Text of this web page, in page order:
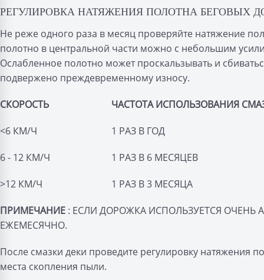
РЕГУЛИРОВКА НАТЯЖЕНИЯ ПОЛОТНА БЕГОВЫХ
Не реже одного раза в месяц проверяйте натяжение
полотно в центральной части можно с небольшим
Ослабленное полотно может проскальзывать и
подвержено преждевременному износу.
СКОРОСТЬ ЧАСТОТА ИСПОЛЬЗОВАНИЯ
<6 КМ/Ч 1 РАЗ В ГОД
6 - 12 КМ/Ч 1 РАЗ В 6 МЕСЯЦЕВ
>12 КМ/Ч 1 РАЗ В 3 МЕСЯЦА
ПРИМЕЧАНИЕ : ЕСЛИ ДОРОЖКА ИСПОЛЬЗУЕТСЯ ОЧЕНЬ
ЕЖЕМЕСЯЧНО.
После смазки деки проведите регулировку натяжения
места скопления пыли.